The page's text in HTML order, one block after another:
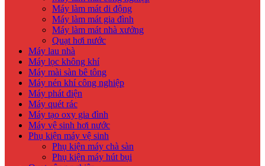
Máy làm mát di động
Máy làm mát gia đình
Máy làm mát nhà xưởng
Quạt hơi nước
Máy lau nhà
Máy lọc không khí
Máy mài sàn bê tông
Máy nén khí công nghiệp
Máy phát điện
Máy quét rác
Máy tạo oxy gia đình
Máy vệ sinh hơi nước
Phụ kiện máy vệ sinh
Phụ kiện máy chà sàn
Phụ kiện máy hút bụi